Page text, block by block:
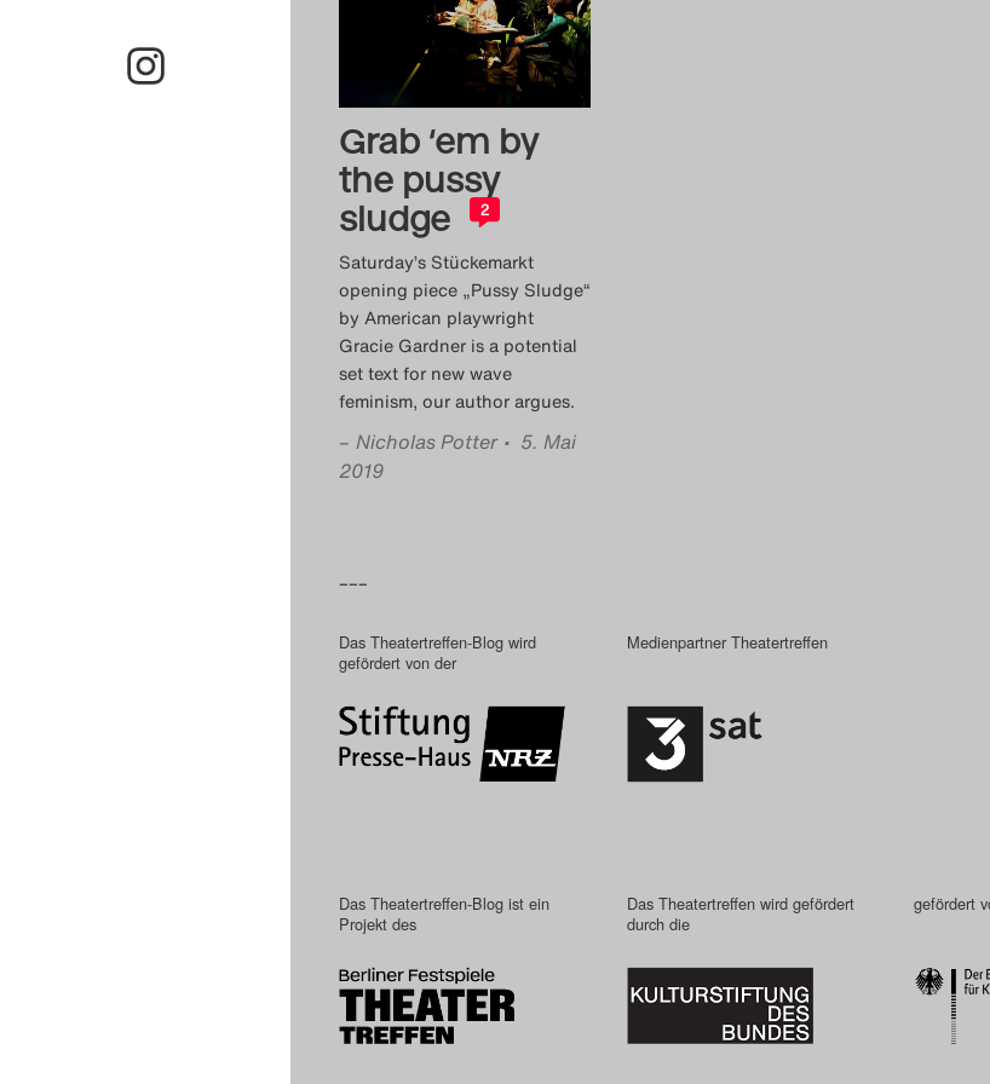
Grab ‘em by
the pussy
sludge
2
Saturday’s Stückemarkt
opening piece „Pussy Sludge“
by American playwright
Gracie Gardner is a potential
set text for new wave
feminism, our author argues.
– Nicholas Potter • 5. Mai
2019
–––
Das Theatertreffen-Blog wird
gefördert von der
Medienpartner Theatertreffen
Das Theatertreffen-Blog ist ein
Projekt des
Das Theatertreffen wird gefördert
durch die
gefördert